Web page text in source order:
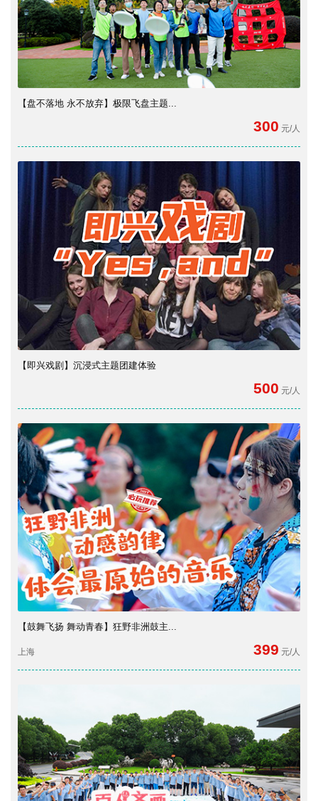
【盘不落地 永不放弃】极限飞盘主题...
300 元/人
【即兴戏剧】沉浸式主题团建体验
500 元/人
【鼓舞飞扬 舞动青春】狂野非洲鼓主...
上海 399 元/人